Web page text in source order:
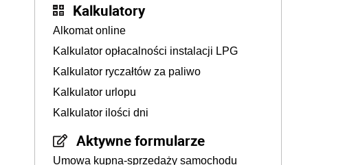
Kalkulatory
Alkomat online
Kalkulator opłacalności instalacji LPG
Kalkulator ryczałtów za paliwo
Kalkulator urlopu
Kalkulator ilości dni
Aktywne formularze
Umowa kupna-sprzedaży samochodu